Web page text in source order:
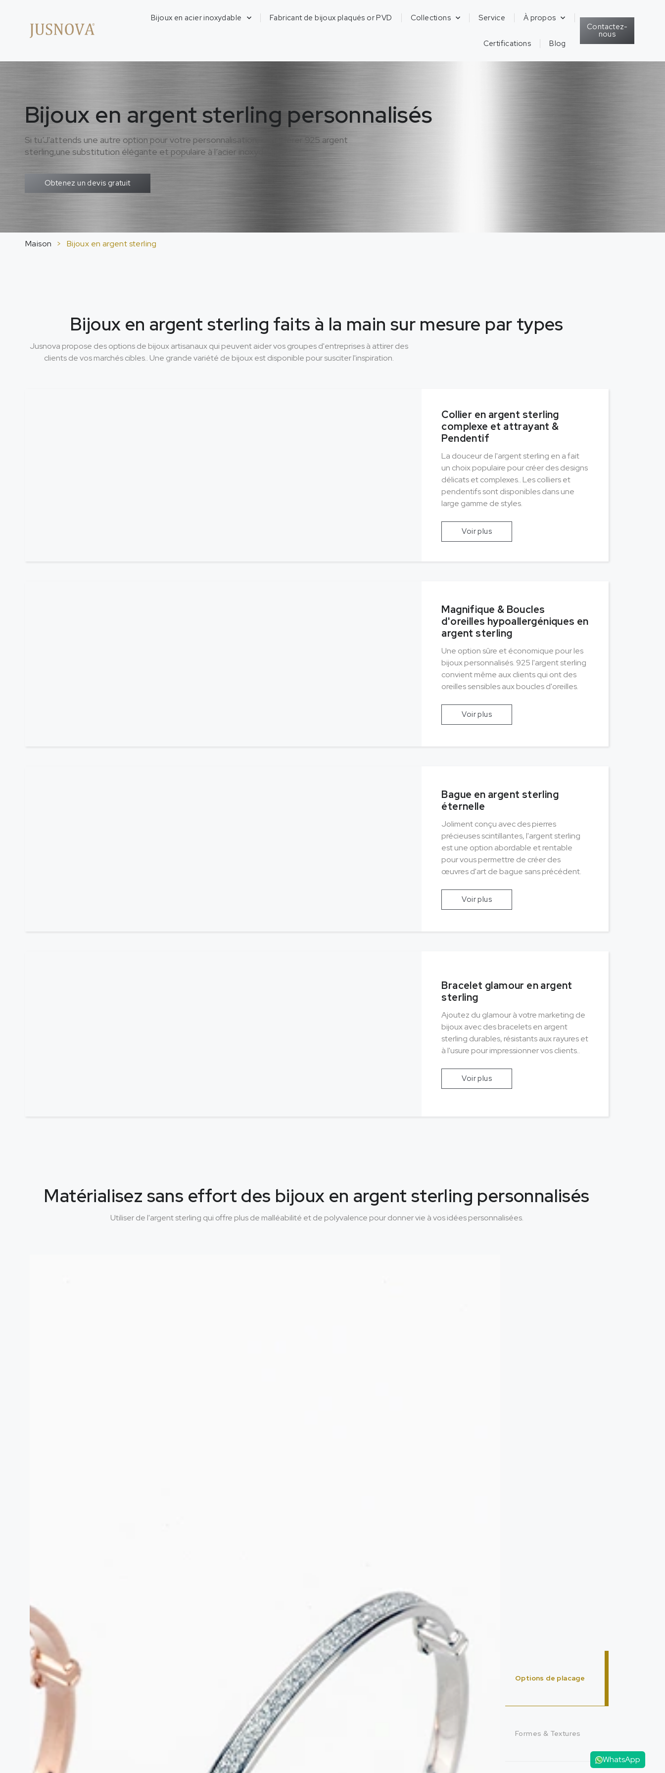
Bijoux en acier inoxydable Fabricant de bijoux plaqués or PVD Collections Service À propos
Certifications Blog
Contactez-
nous
Bijoux en argent sterling personnalisés
Si tu’J'attends une autre option pour votre personnalisation, considérer 925 argent
sterling,une substitution élégante et populaire à l’acier inoxydable.
Obtenez un devis gratuit
Maison > Bijoux en argent sterling
Bijoux en argent sterling faits à la main sur mesure par types
Jusnova propose des options de bijoux artisanaux qui peuvent aider vos groupes d'entreprises à attirer des
clients de vos marchés cibles.. Une grande variété de bijoux est disponible pour susciter l'inspiration.
Collier en argent sterling
complexe et attrayant &
Pendentif
La douceur de l'argent sterling en a fait
un choix populaire pour créer des designs
délicats et complexes.. Les colliers et
pendentifs sont disponibles dans une
large gamme de styles.
Voir plus
Magnifique & Boucles
d'oreilles hypoallergéniques en
argent sterling
Une option sûre et économique pour les
bijoux personnalisés. 925 l'argent sterling
convient même aux clients qui ont des
oreilles sensibles aux boucles d'oreilles.
Voir plus
Bague en argent sterling
éternelle
Joliment conçu avec des pierres
précieuses scintillantes, l'argent sterling
est une option abordable et rentable
pour vous permettre de créer des
œuvres d'art de bague sans précédent.
Voir plus
Bracelet glamour en argent
sterling
Ajoutez du glamour à votre marketing de
bijoux avec des bracelets en argent
sterling durables, résistants aux rayures et
à l'usure pour impressionner vos clients..
Voir plus
Matérialisez sans effort des bijoux en argent sterling personnalisés
Utiliser de l'argent sterling qui offre plus de malléabilité et de polyvalence pour donner vie à vos idées personnalisées.
Options de placage
Formes & Textures
WhatsApp